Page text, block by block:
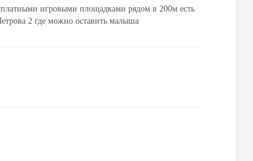
игровыми площадками рядом в 200м есть
2 где можно оставить малыша